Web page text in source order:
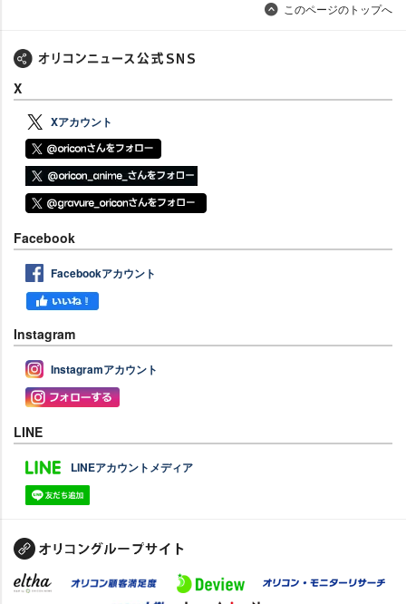
このページのトップへ
X
Xアカウント
Facebook
Facebookアカウント
Instagram
Instagramアカウント
LINE
LINEアカウントメディア